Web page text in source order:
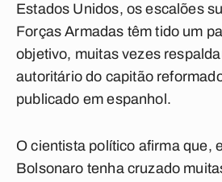
Estados Unidos, os escalões
Forças Armadas têm tido um
objetivo, muitas vezes
autoritário do capitão
publicado em espanhol.
O cientista político afirma que,
Bolsonaro tenha cruzado